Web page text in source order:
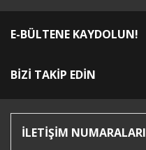
E-BÜLTENE KAYDOLUN!
BİZİ TAKİP EDİN
İLETİŞİM NUMARALARI